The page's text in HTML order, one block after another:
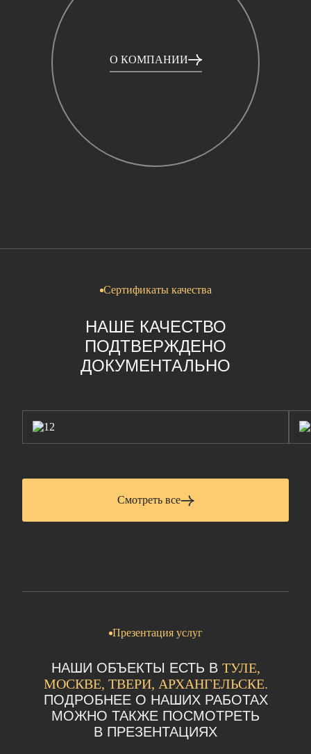
О КОМПАНИИ
Сертификаты качества
НАШЕ КАЧЕСТВО
ПОДТВЕРЖДЕНО
ДОКУМЕНТАЛЬНО
Смотреть все
Презентация услуг
НАШИ ОБЪЕКТЫ ЕСТЬ В ТУЛЕ,
МОСКВЕ, ТВЕРИ, АРХАНГЕЛЬСКЕ.
ПОДРОБНЕЕ О НАШИХ РАБОТАХ
МОЖНО ТАКЖЕ ПОСМОТРЕТЬ
В ПРЕЗЕНТАЦИЯХ